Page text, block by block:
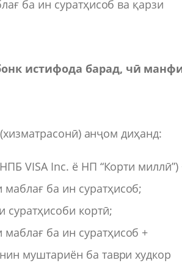
ба ин суратҳисоб ва қарзи
истифода барад, чӣ
анҷом диҳанд:
VISA Inc. ё НП “Корти миллӣ”)
ба ин суратҳисоб;
суратҳисоби кортӣ;
ба ин суратҳисоб +
муштариён ба таври худкор